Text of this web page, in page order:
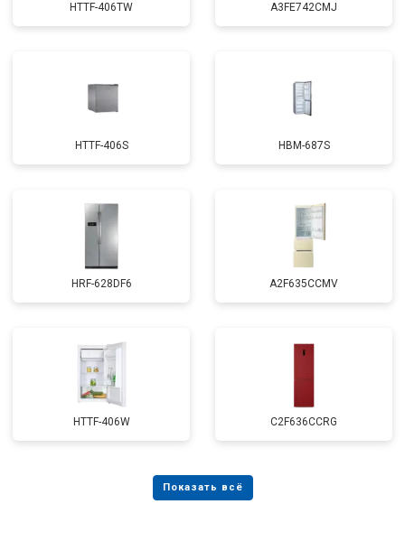
HTTF-406TW A3FE742CMJ
HTTF-406S HBM-687S
HRF-628DF6 A2F635CCMV
HTTF-406W C2F636CCRG